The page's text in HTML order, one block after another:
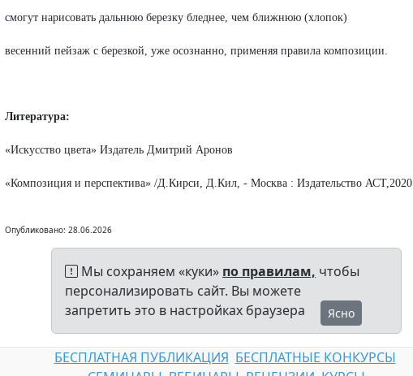
смогут нарисовать дальнюю березку бледнее, чем ближнюю (хлопок)
весенний пейзаж с березкой, уже осознанно, применяя правила композиции.
Литература:
«Искусство цвета» Издатель Дмитрий Аронов
«Композиция и перспектива» /Д.Кирси, Д.Кил, - Москва : Издательство АСТ,2020
Опубликовано: 28.06.2026
Мы сохраняем «куки» по правилам, чтобы
персонализировать сайт. Вы можете
запретить это в настройках браузера
Ясно
БЕСПЛАТНАЯ ПУБЛИКАЦИЯ БЕСПЛАТНЫЕ КОНКУРСЫ